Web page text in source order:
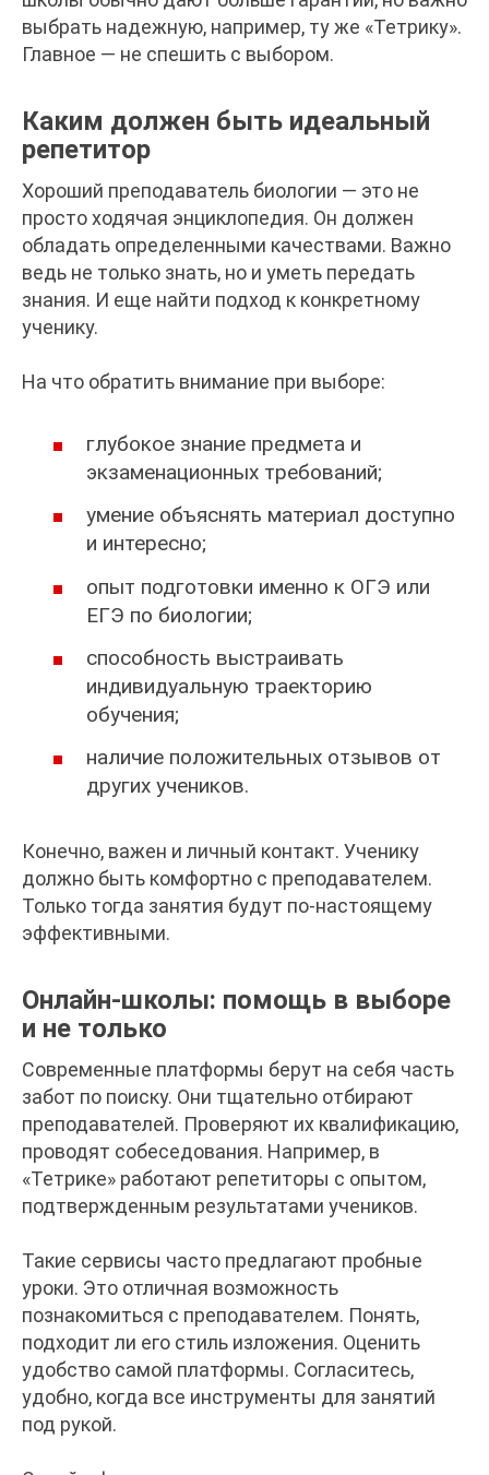
выбрать надежную, например, ту же «Тетрику».
Главное — не спешить с выбором.
Каким должен быть идеальный
репетитор
Хороший преподаватель биологии — это не
просто ходячая энциклопедия. Он должен
обладать определенными качествами. Важно
ведь не только знать, но и уметь передать
знания. И еще найти подход к конкретному
ученику.
На что обратить внимание при выборе:
глубокое знание предмета и
экзаменационных требований;
умение объяснять материал доступно
и интересно;
опыт подготовки именно к ОГЭ или
ЕГЭ по биологии;
способность выстраивать
индивидуальную траекторию
обучения;
наличие положительных отзывов от
других учеников.
Конечно, важен и личный контакт. Ученику
должно быть комфортно с преподавателем.
Только тогда занятия будут по-настоящему
эффективными.
Онлайн-школы: помощь в выборе
и не только
Современные платформы берут на себя часть
забот по поиску. Они тщательно отбирают
преподавателей. Проверяют их квалификацию,
проводят собеседования. Например, в
«Тетрике» работают репетиторы с опытом,
подтвержденным результатами учеников.
Такие сервисы часто предлагают пробные
уроки. Это отличная возможность
познакомиться с преподавателем. Понять,
подходит ли его стиль изложения. Оценить
удобство самой платформы. Согласитесь,
удобно, когда все инструменты для занятий
под рукой.